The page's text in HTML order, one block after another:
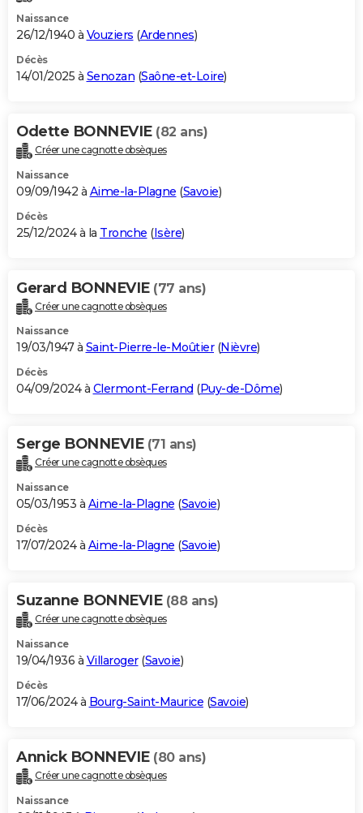
Naissance
26/12/1940 à Vouziers (Ardennes)
Décès
14/01/2025 à Senozan (Saône-et-Loire)
Odette BONNEVIE (82 ans)
Créer une cagnotte obsèques
Naissance
09/09/1942 à Aime-la-Plagne (Savoie)
Décès
25/12/2024 à la Tronche (Isère)
Gerard BONNEVIE (77 ans)
Créer une cagnotte obsèques
Naissance
19/03/1947 à Saint-Pierre-le-Moûtier(Nièvre)
Décès
04/09/2024 à Clermont-Ferrand (Puy-de-Dôme)
Serge BONNEVIE (71 ans)
Créer une cagnotte obsèques
Naissance
05/03/1953 à Aime-la-Plagne (Savoie)
Décès
17/07/2024 à Aime-la-Plagne (Savoie)
Suzanne BONNEVIE (88 ans)
Créer une cagnotte obsèques
Naissance
19/04/1936 à Villaroger(Savoie)
Décès
17/06/2024 à Bourg-Saint-Maurice (Savoie)
Annick BONNEVIE (80 ans)
Créer une cagnotte obsèques
Naissance